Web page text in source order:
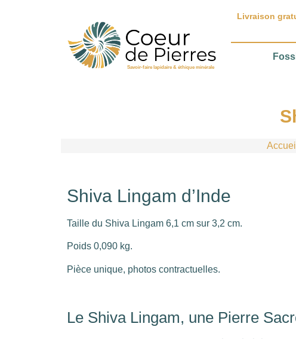
Savoir-faire lapidaire & éthique minérale
Livraison
Accueil
Shiva Lingam d’Inde
Taille du Shiva Lingam 6,1 cm sur 3,2 cm.
Poids 0,090 kg.
Pièce unique, photos contractuelles.
Le Shiva Lingam, une Pierre